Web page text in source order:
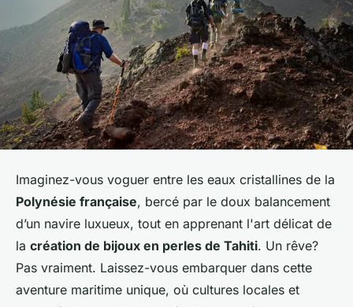
Imaginez-vous voguer entre les eaux cristallines de la
Polynésie française, bercé par le doux balancement
d’un navire luxueux, tout en apprenant l'art délicat de
la création de bijoux en perles de Tahiti. Un rêve?
Pas vraiment. Laissez-vous embarquer dans cette
aventure maritime unique, où cultures locales et